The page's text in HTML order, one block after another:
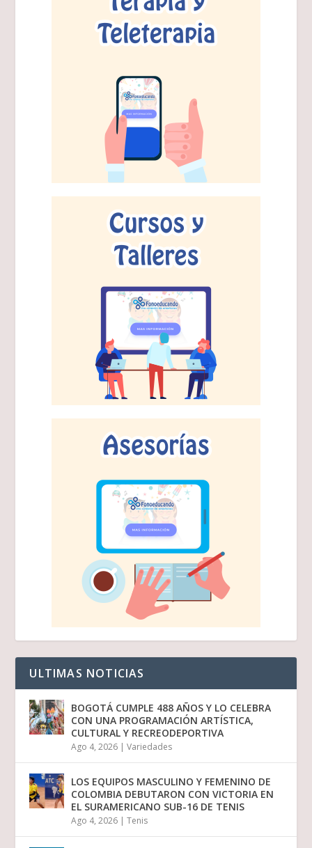
ULTIMAS NOTICIAS
BOGOTÁ CUMPLE 488 AÑOS Y LO CELEBRA
CON UNA PROGRAMACIÓN ARTÍSTICA,
CULTURAL Y RECREODEPORTIVA
Ago 4, 2026 |Variedades
LOS EQUIPOS MASCULINO Y FEMENINO DE
COLOMBIA DEBUTARON CON VICTORIA EN
EL SURAMERICANO SUB-16 DE TENIS
Ago 4, 2026 |Tenis